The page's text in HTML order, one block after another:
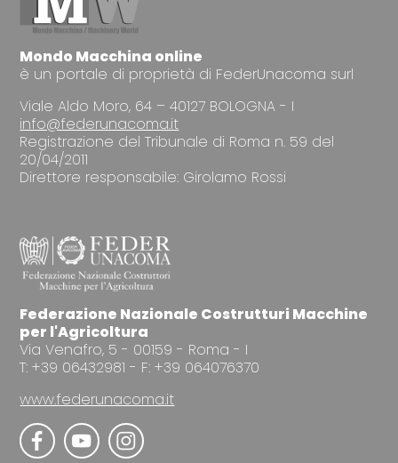
Mondo Macchina online
è un portale di proprietà di FederUnacoma surl
Viale Aldo Moro, 64 – 40127 BOLOGNA - I
info@federunacoma.it
Registrazione del Tribunale di Roma n. 59 del
20/04/2011
Direttore responsabile: Girolamo Rossi
Federazione Nazionale Costrutturi Macchine
per l'Agricoltura
Via Venafro, 5 - 00159 - Roma - I
T: +39 06432981 - F: +39 064076370
www.federunacoma.it